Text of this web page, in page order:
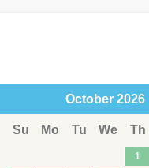
October 2026
Su Mo Tu We Th
1